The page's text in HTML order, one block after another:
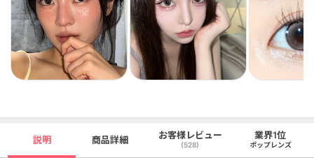
説明 商品詳細 お客様レビュー
(528)
業界1位
ポップレンズ